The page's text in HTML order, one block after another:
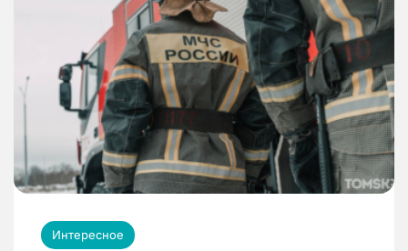
Интересное